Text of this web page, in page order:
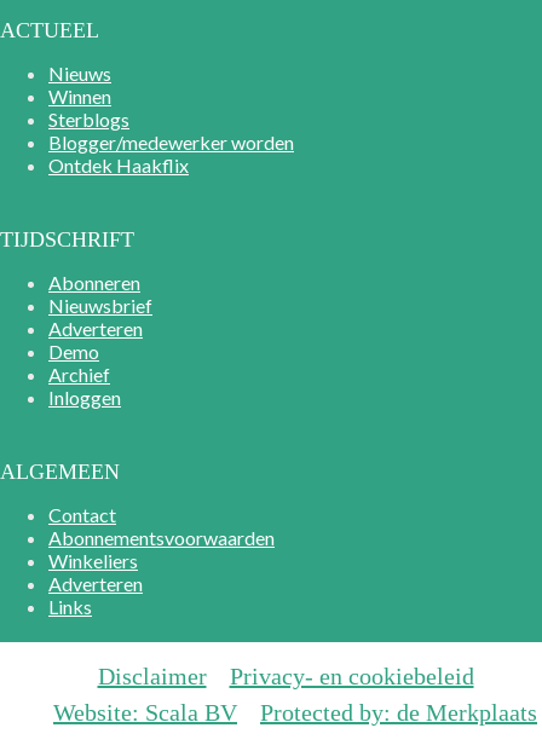
ACTUEEL
Nieuws
Winnen
Sterblogs
Blogger/medewerker worden
Ontdek Haakflix
TIJDSCHRIFT
Abonneren
Nieuwsbrief
Adverteren
Demo
Archief
Inloggen
ALGEMEEN
Contact
Abonnementsvoorwaarden
Winkeliers
Adverteren
Links
Disclaimer
Privacy- en cookiebeleid
Website: Scala BV
Protected by: de Merkplaats